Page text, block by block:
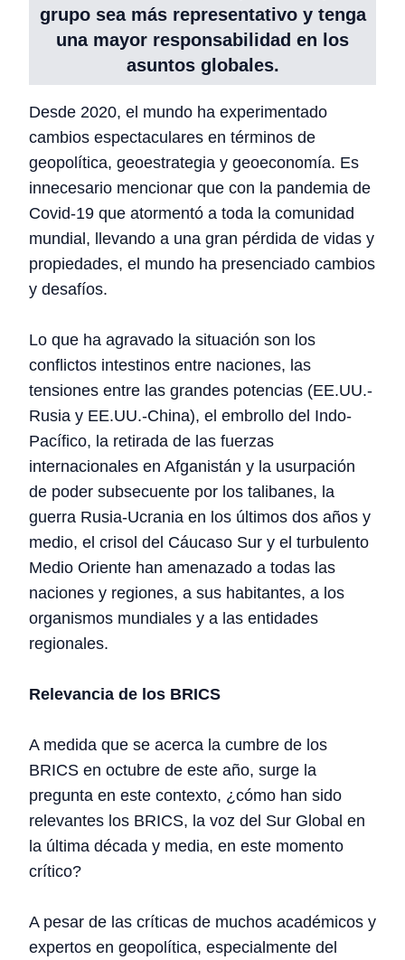
grupo sea más representativo y tenga
una mayor responsabilidad en los
asuntos globales.
Desde 2020, el mundo ha experimentado
cambios espectaculares en términos de
geopolítica, geoestrategia y geoeconomía. Es
innecesario mencionar que con la pandemia de
Covid-19 que atormentó a toda la comunidad
mundial, llevando a una gran pérdida de vidas y
propiedades, el mundo ha presenciado cambios
y desafíos.
Lo que ha agravado la situación son los
conflictos intestinos entre naciones, las
tensiones entre las grandes potencias (EE.UU.-
Rusia y EE.UU.-China), el embrollo del Indo-
Pacífico, la retirada de las fuerzas
internacionales en Afganistán y la usurpación
de poder subsecuente por los talibanes, la
guerra Rusia-Ucrania en los últimos dos años y
medio, el crisol del Cáucaso Sur y el turbulento
Medio Oriente han amenazado a todas las
naciones y regiones, a sus habitantes, a los
organismos mundiales y a las entidades
regionales.
Relevancia de los BRICS
A medida que se acerca la cumbre de los
BRICS en octubre de este año, surge la
pregunta en este contexto, ¿cómo han sido
relevantes los BRICS, la voz del Sur Global en
la última década y media, en este momento
crítico?
A pesar de las críticas de muchos académicos y
expertos en geopolítica, especialmente del